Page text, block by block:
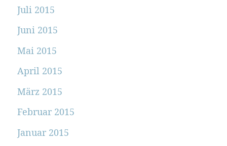
Juli 2015
Juni 2015
Mai 2015
April 2015
März 2015
Februar 2015
Januar 2015